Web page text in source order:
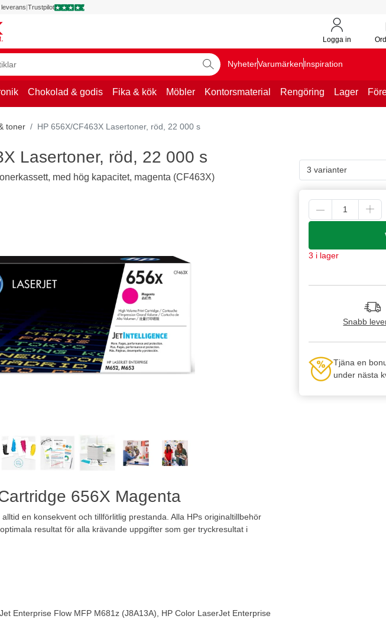
|Trustpilot
Logga in
NyheterVarumärkenInspiration
Chokolad & godis Fika & kök Möbler Kontorsmaterial Rengöring Lager
toner HP 656X/CF463X Lasertoner, röd, 22 000 s
656X Magenta
en konsekvent och tillförlitlig prestanda. Alla HPs originaltillbehör
resultat för alla krävande uppgifter som ger tryckresultat i
Enterprise Flow MFP M681z (J8A13A), HP Color LaserJet Enterprise
3 varianter
3 i lager
Snabb
Tjäna en
under nästa
Lasertoner, röd, 22 000 s
med hög kapacitet, magenta (CF463X)